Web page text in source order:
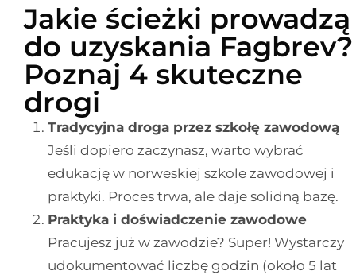
Jakie ścieżki prowadzą
do uzyskania Fagbrev?
Poznaj 4 skuteczne
drogi
Tradycyjna droga przez szkołę zawodową
Jeśli dopiero zaczynasz, warto wybrać
edukację w norweskiej szkole zawodowej i
praktyki. Proces trwa, ale daje solidną bazę.
Praktyka i doświadczenie zawodowe
Pracujesz już w zawodzie? Super! Wystarczy
udokumentować liczbę godzin (około 5 lat